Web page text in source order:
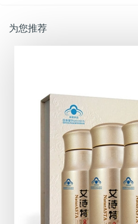
为您推荐